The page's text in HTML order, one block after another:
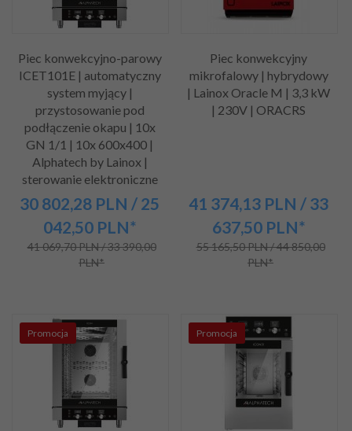
Piec konwekcyjno-parowy
ICET101E | automatyczny
system myjący |
przystosowanie pod
podłączenie okapu | 10x
GN 1/1 | 10x 600x400 |
Alphatech by Lainox |
sterowanie elektroniczne
30 802,28 PLN / 25
042,50 PLN*
41 069,70 PLN / 33 390,00
PLN*
Piec konwekcyjny
mikrofalowy | hybrydowy
| Lainox Oracle M | 3,3 kW
| 230V | ORACRS
41 374,13 PLN / 33
637,50 PLN*
55 165,50 PLN / 44 850,00
PLN*
Promocja Promocja